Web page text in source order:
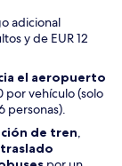
adicional
y de EUR 12
el aeropuerto
por vehículo (solo
personas).
de tren,
traslado